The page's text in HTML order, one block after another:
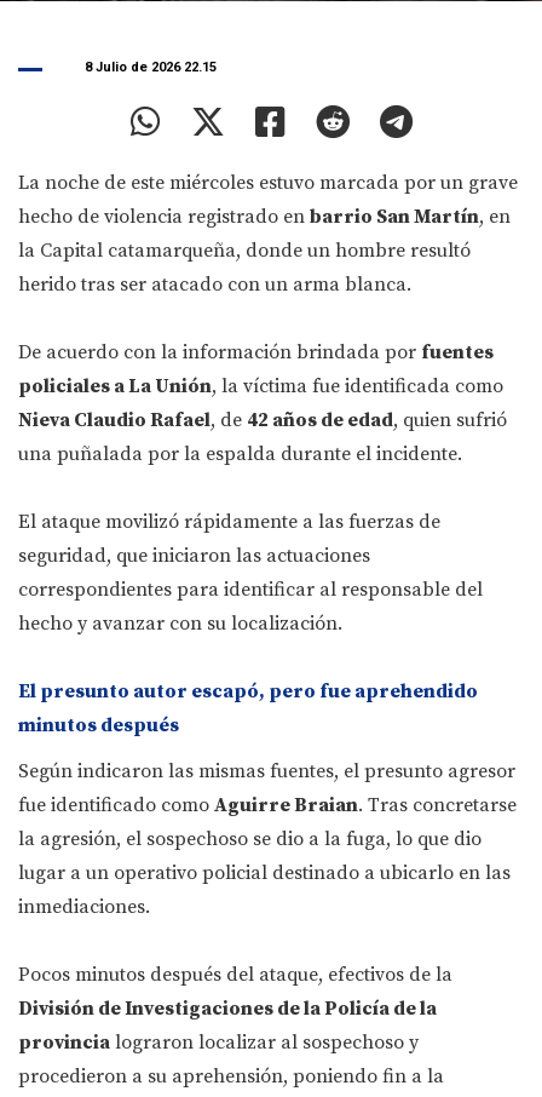
8 Julio de 2026 22.15
La noche de este miércoles estuvo marcada por un grave
hecho de violencia registrado en barrio San Martín, en
la Capital catamarqueña, donde un hombre resultó
herido tras ser atacado con un arma blanca.
De acuerdo con la información brindada por fuentes
policiales a La Unión, la víctima fue identificada como
Nieva Claudio Rafael, de 42 años de edad, quien sufrió
una puñalada por la espalda durante el incidente.
El ataque movilizó rápidamente a las fuerzas de
seguridad, que iniciaron las actuaciones
correspondientes para identificar al responsable del
hecho y avanzar con su localización.
El presunto autor escapó, pero fue aprehendido
minutos después
Según indicaron las mismas fuentes, el presunto agresor
fue identificado como Aguirre Braian. Tras concretarse
la agresión, el sospechoso se dio a la fuga, lo que dio
lugar a un operativo policial destinado a ubicarlo en las
inmediaciones.
Pocos minutos después del ataque, efectivos de la
División de Investigaciones de la Policía de la
provincia lograron localizar al sospechoso y
procedieron a su aprehensión, poniendo fin a la